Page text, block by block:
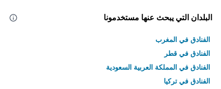
البلدان التي يبحث عنها مستخدمونا
الفنادق في المغرب
الفنادق في قطر
الفنادق في المملكة العربية السعودية
الفنادق في تركيا